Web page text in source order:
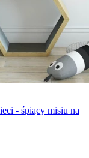
- śpiący misiu na